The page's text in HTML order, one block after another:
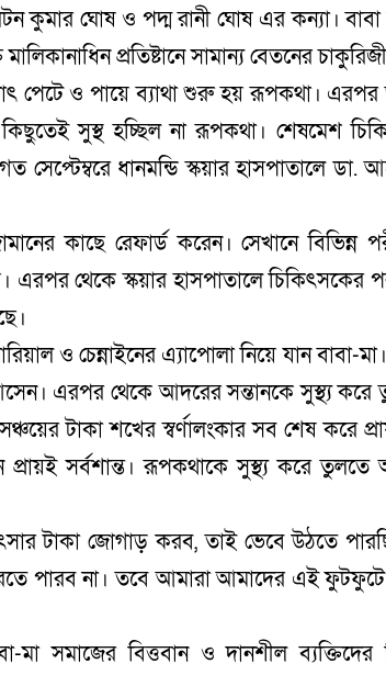
কুমার ঘোষ ও পদ্ম রানী ঘোষ এর কন্যা। বাবা
প্রতিষ্টানে সামান্য বেতনের
পেটে ও পায়ে ব্যাথা শুরু হয় রূপকথা। এরপর
সুস্থ হচ্ছিল না রূপকথা। শেষমেশ
সেপ্টেম্বরে ধানমন্ডি স্কয়ার হাসপাতালে ডা.
কাছে রেফার্ড করেন। সেখানে বিভিন্ন
এরপর থেকে স্কয়ার হাসপাতালে চিকিৎসকের
ও চেন্নাইনের এ্যাপোলা নিয়ে যান বাবা-
এরপর থেকে আদরের সন্তানকে সুস্থ্য
টাকা শখের স্বর্ণালংকার সব শেষ করে
সর্বশান্ত। রূপকথাকে সুস্থ্য করে তুলতে
টাকা জোগাড় করব, তাই ভেবে উঠতে
পারব না। তবে আমারা আমাদের এই ফুটফুটে
মা সমাজের বিত্তবান ও দানশীল ব্যক্তিদের